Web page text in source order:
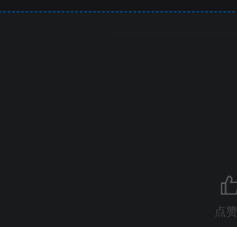
点赞